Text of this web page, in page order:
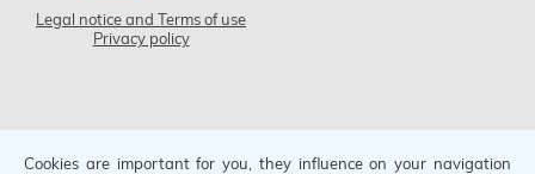
Legal notice and Terms of use
Privacy policy
Cookies are important for you, they influence on your navigation